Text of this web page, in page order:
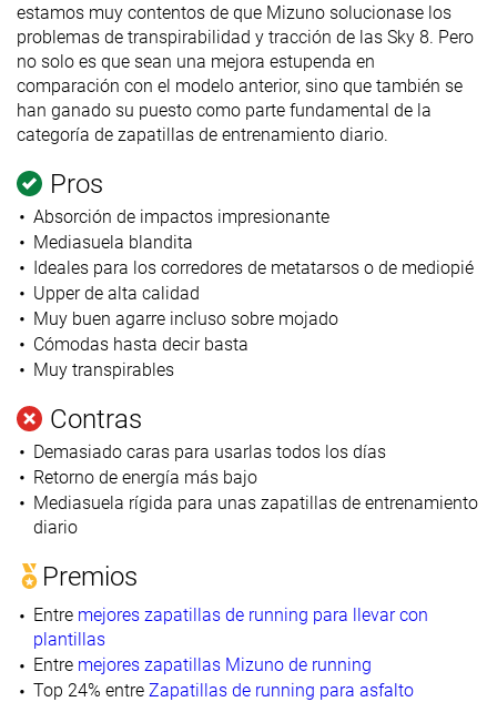
estamos muy contentos de que Mizuno solucionase los
problemas de transpirabilidad y tracción de las Sky 8. Pero
no solo es que sean una mejora estupenda en
comparación con el modelo anterior, sino que también se
han ganado su puesto como parte fundamental de la
categoría de zapatillas de entrenamiento diario.
Pros
Absorción de impactos impresionante
Mediasuela blandita
Ideales para los corredores de metatarsos o de mediopié
Upper de alta calidad
Muy buen agarre incluso sobre mojado
Cómodas hasta decir basta
Muy transpirables
Contras
Demasiado caras para usarlas todos los días
Retorno de energía más bajo
Mediasuela rígida para unas zapatillas de entrenamiento
diario
Premios
Entre mejores zapatillas de running para llevar con
plantillas
Entre mejores zapatillas Mizuno de running
Top 24% entre Zapatillas de running para asfalto